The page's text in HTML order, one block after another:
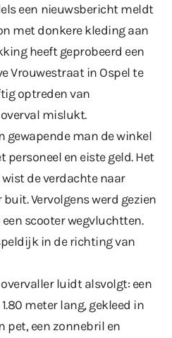
een nieuwsberichtmeldt
met donkere kleding aan
heeft geprobeerd een
Vrouwestraat in Ospel te
optreden van
mislukt.
gewapende man de winkel
personeel en eiste geld. Het
de verdachte naar
Vervolgens werd gezien
scooter wegvluchtten.
in de richting van
luidt alsvolgt: een
meter lang, gekleed in
pet, een zonnebril en